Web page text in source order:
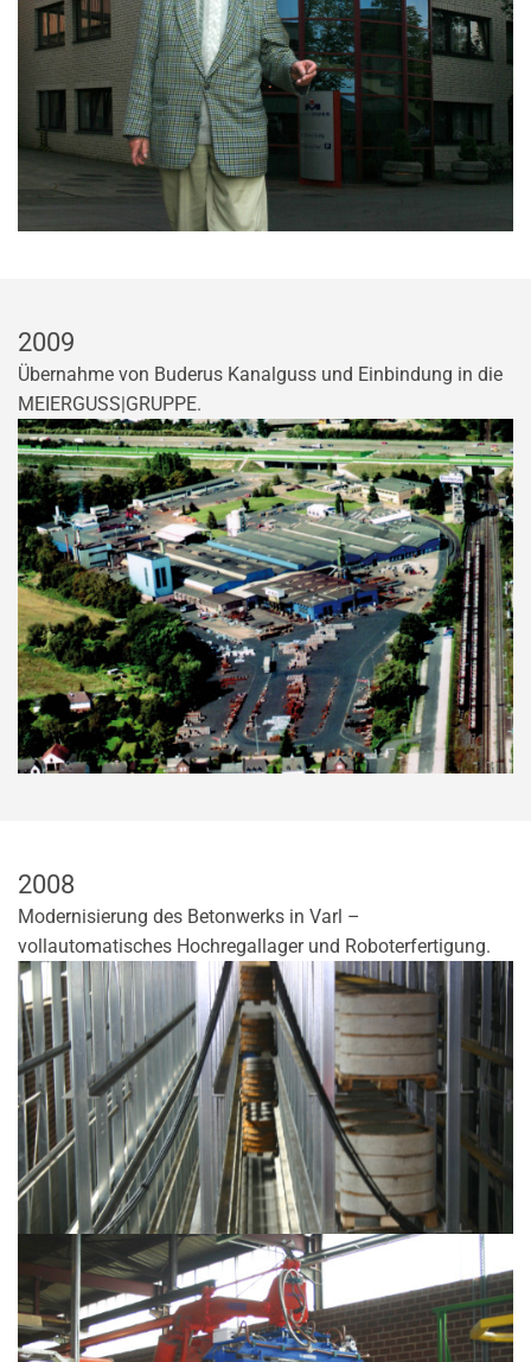
2009
Übernahme von Buderus Kanalguss und Einbindung in die
MEIERGUSS|GRUPPE.
2008
Modernisierung des Betonwerks in Varl –
vollautomatisches Hochregallager und Roboterfertigung.